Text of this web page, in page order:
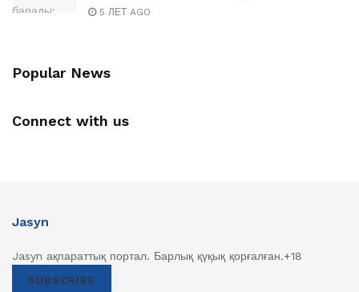
5 ЛЕТ AGO
Popular News
Connect with us
Jasyn
Jasyn ақпараттық портал. Барлық қүқық қорғалған.+18
SUBSCRIBE